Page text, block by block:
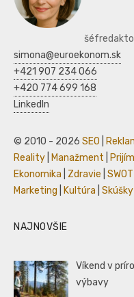
simona@euroekonom.sk
+421 907 234 066
+420 774 699 168
LinkedIn
© 2010 - 2026 SEO
Reality
Manažment
Ekonomika
Zdravie SWOT
Marketing
Kultúra Skúšky
NAJNOVŠIE
Víkend v
výbavy